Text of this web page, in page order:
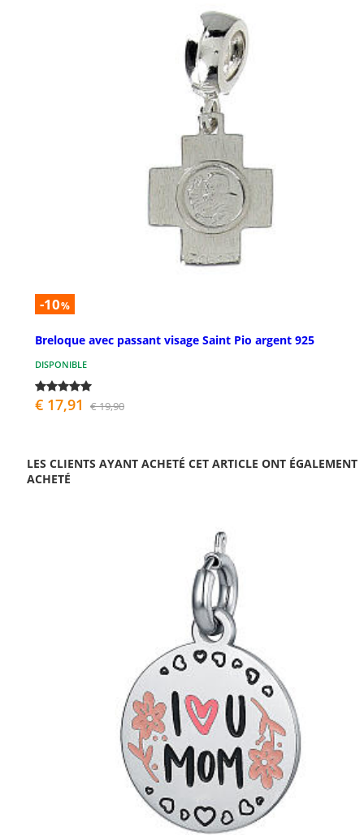
-10%
Breloque avec passant visage Saint Pio argent 925
DISPONIBLE
€ 17,91 € 19,90
LES CLIENTS AYANT ACHETÉ CET ARTICLE ONT ÉGALEMENT
ACHETÉ